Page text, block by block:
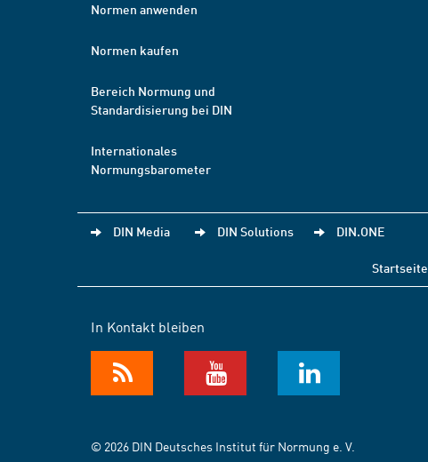
Normen anwenden
Normen kaufen
Bereich Normung und
Standardisierung bei DIN
Internationales
Normungsbarometer
DIN Media DIN Solutions DIN.ONE
Startseite
In Kontakt bleiben
© 2026 DIN Deutsches Institut für Normung e. V.